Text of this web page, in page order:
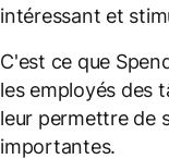
intéressant et
C'est ce que
les employés des
leur permettre de
importantes.